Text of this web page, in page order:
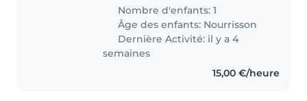
d'uun mois uniquement en
matinée. N'hésitez pas à me
contacter pour prendre rendez-
vous..
Nombre d'enfants: 1
Âge des enfants: Nourrisson
Dernière Activité: il y a 4
semaines
15,00 €/heure